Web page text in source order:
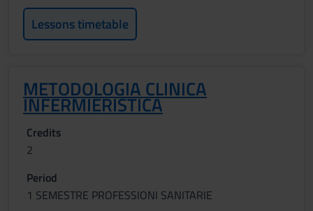
Lessons timetable
METODOLOGIA CLINICA
INFERMIERISTICA
Credits
2
Period
1 SEMESTRE PROFESSIONI SANITARIE